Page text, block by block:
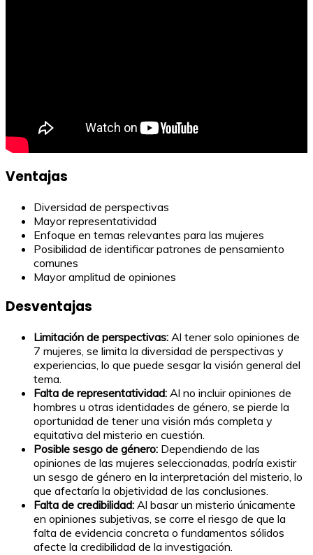
Ventajas
Diversidad de perspectivas
Mayor representatividad
Enfoque en temas relevantes para las mujeres
Posibilidad de identificar patrones de pensamiento
comunes
Mayor amplitud de opiniones
Desventajas
Limitación de perspectivas: Al tener solo opiniones de
7 mujeres, se limita la diversidad de perspectivas y
experiencias, lo que puede sesgar la visión general del
tema.
Falta de representatividad: Al no incluir opiniones de
hombres u otras identidades de género, se pierde la
oportunidad de tener una visión más completa y
equitativa del misterio en cuestión.
Posible sesgo de género: Dependiendo de las
opiniones de las mujeres seleccionadas, podría existir
un sesgo de género en la interpretación del misterio, lo
que afectaría la objetividad de las conclusiones.
Falta de credibilidad: Al basar un misterio únicamente
en opiniones subjetivas, se corre el riesgo de que la
falta de evidencia concreta o fundamentos sólidos
afecte la credibilidad de la investigación.